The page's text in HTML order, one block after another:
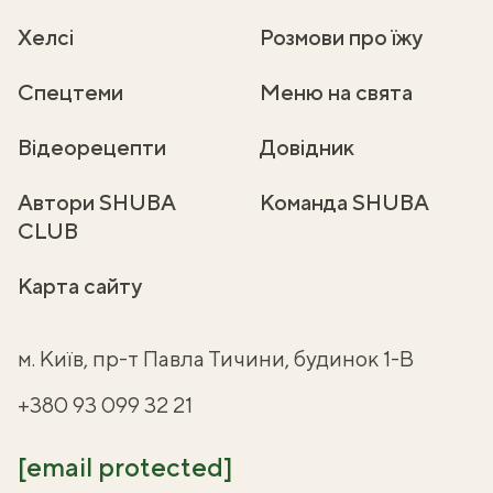
Хелсі Розмови про їжу
Спецтеми Меню на свята
Відеорецепти Довідник
Автори SHUBA
CLUB
Команда SHUBA
Карта сайту
м. Київ, пр-т Павла Тичини, будинок 1-В
+380 93 099 32 21
[email protected]